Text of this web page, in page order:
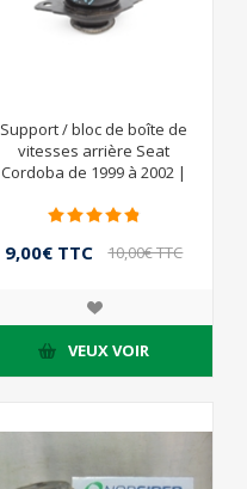
Support / bloc de boîte de
vitesses arrière Seat
Cordoba de 1999 à 2002 |
9,00€ TTC 10,00€ TTC
VEUX VOIR